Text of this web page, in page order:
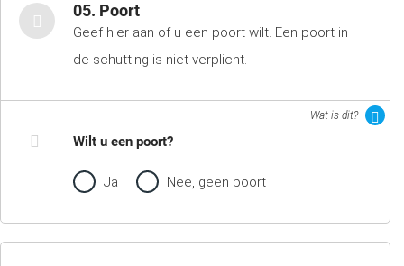
05. Poort
Geef hier aan of u een poort wilt. Een poort in
de schutting is niet verplicht.
Wat is dit?
Wilt u een poort?
Ja Nee, geen poort